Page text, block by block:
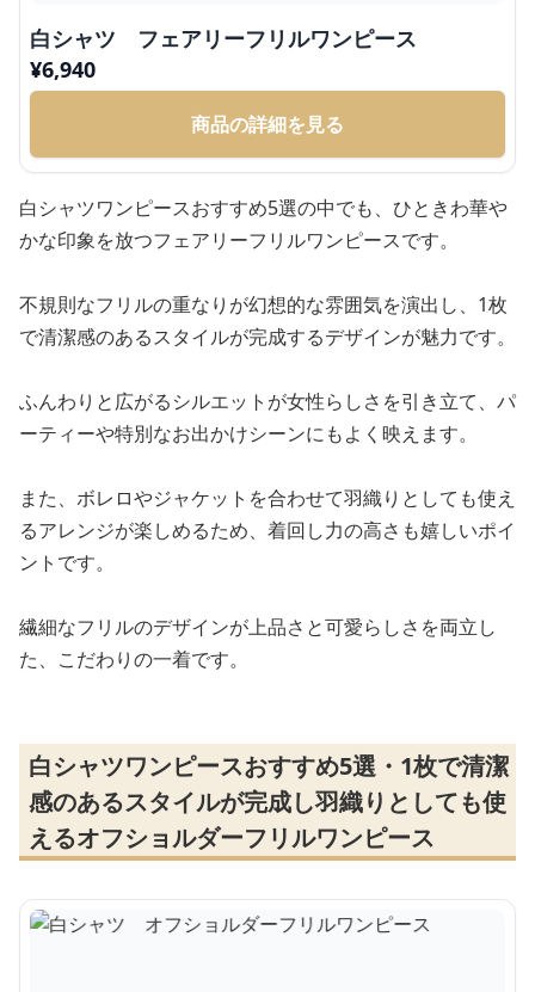
白シャツ フェアリーフリルワンピース
¥6,940
商品の詳細を見る
白シャツワンピースおすすめ5選の中でも、ひときわ華や
かな印象を放つフェアリーフリルワンピースです。
不規則なフリルの重なりが幻想的な雰囲気を演出し、1枚
で清潔感のあるスタイルが完成するデザインが魅力です。
ふんわりと広がるシルエットが女性らしさを引き立て、パ
ーティーや特別なお出かけシーンにもよく映えます。
また、ボレロやジャケットを合わせて羽織りとしても使え
るアレンジが楽しめるため、着回し力の高さも嬉しいポイ
ントです。
繊細なフリルのデザインが上品さと可愛らしさを両立し
た、こだわりの一着です。
白シャツワンピースおすすめ5選・1枚で清潔
感のあるスタイルが完成し羽織りとしても使
えるオフショルダーフリルワンピース